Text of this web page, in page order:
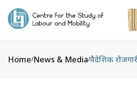
Home/News & Media/